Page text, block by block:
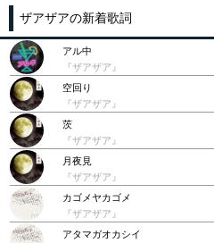
ザアザアの新着歌詞
アル中
『ザアザア』
空回り
『ザアザア』
茨
『ザアザア』
月夜見
『ザアザア』
カゴメヤカゴメ
『ザアザア』
アタマガオカシイ